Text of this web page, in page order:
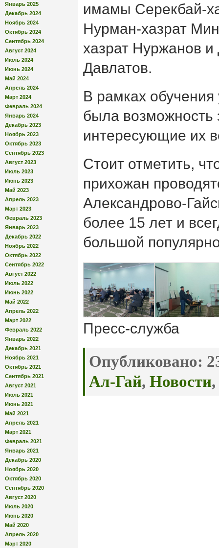
Январь 2025
Декабрь 2024
Ноябрь 2024
Октябрь 2024
Сентябрь 2024
Август 2024
Июль 2024
Июнь 2024
Май 2024
Апрель 2024
Март 2024
Февраль 2024
Январь 2024
Декабрь 2023
Ноябрь 2023
Октябрь 2023
Сентябрь 2023
Август 2023
Июль 2023
Июнь 2023
Май 2023
Апрель 2023
Март 2023
Февраль 2023
Январь 2023
Декабрь 2022
Ноябрь 2022
Октябрь 2022
Сентябрь 2022
Август 2022
Июль 2022
Июнь 2022
Май 2022
Апрель 2022
Март 2022
Февраль 2022
Январь 2022
Декабрь 2021
Ноябрь 2021
Октябрь 2021
Сентябрь 2021
Август 2021
Июль 2021
Июнь 2021
Май 2021
Апрель 2021
Март 2021
Февраль 2021
Январь 2021
Декабрь 2020
Ноябрь 2020
Октябрь 2020
Сентябрь 2020
Август 2020
Июль 2020
Июнь 2020
Май 2020
Апрель 2020
Март 2020
имамы Серекбай-
Нурман-хазрат
хазрат Нуржанов
Давлатов.
В рамках
была возможность
интересующие их
Стоит отметить,
прихожан
Александрово-
более 15 лет и
большой
Пресс-служба
Опубликовано:
Ал-Гай, Новости,